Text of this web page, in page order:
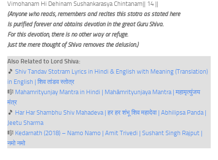
Vimohanam Hi Dehinam Sushankarasya Chintanam|| 14 ||
(Anyone who reads, remembers and recites this stotra as stated here
Is purified forever and obtains devotion in the great Guru Shiva.
For this devotion, there is no other way or refuge.
Just the mere thought of Shiva removes the delusion.)
Also Related to Lord Shiva:
🎵 Shiv Tandav Stotram Lyrics in Hindi & English with Meaning (Translation)
in English | शिव तांडव स्तोत्र
🎼 Mahamrityunjay Mantra in Hindi | Mahāmrityunjaya Mantra | महामृत्युंजय
मंत्र
🎵 Har Har Shambhu Shiv Mahadeva | हर हर शंभू शिव महादेवा | Abhilipsa Panda |
Jeetu Sharma
🎼 Kedarnath (2018) – Namo Namo | Amit Trivedi | Sushant Singh Rajput |
नमो नमो